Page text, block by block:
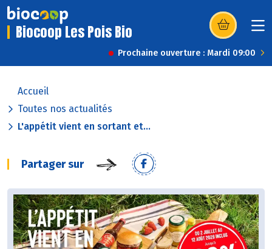
Biocoop Les Pois Bio (s’ouvre dans
Prochaine ouverture : Mardi 09:00
Accueil
Toutes nos actualités
L'appétit vient en sortant et...
Partager sur